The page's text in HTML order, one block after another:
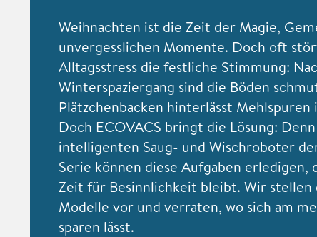
Weihnachten ist die Zeit der Magie,
unvergesslichen Momente. Doch oft
Alltagsstress die festliche Stimmung:
Winterspaziergang sind die Böden
Plätzchenbacken hinterlässt Mehlspuren
Doch ECOVACS bringt die Lösung:
intelligenten Saug- und Wischroboter
Serie können diese Aufgaben erledigen,
Zeit für Besinnlichkeit bleibt. Wir stellen
Modelle vor und verraten, wo sich am
sparen lässt.